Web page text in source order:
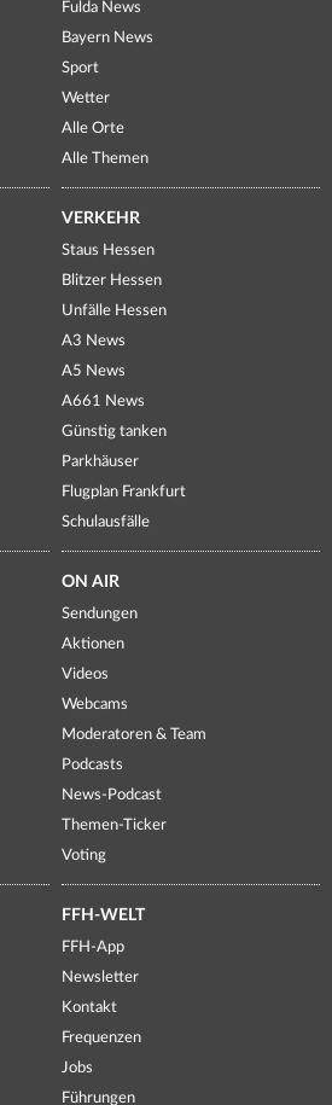
Fulda News
Bayern News
Sport
Wetter
Alle Orte
Alle Themen
VERKEHR
Staus Hessen
Blitzer Hessen
Unfälle Hessen
A3 News
A5 News
A661 News
Günstig tanken
Parkhäuser
Flugplan Frankfurt
Schulausfälle
ON AIR
Sendungen
Aktionen
Videos
Webcams
Moderatoren & Team
Podcasts
News-Podcast
Themen-Ticker
Voting
FFH-WELT
FFH-App
Newsletter
Kontakt
Frequenzen
Jobs
Führungen